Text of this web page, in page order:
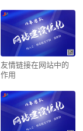
友情链接在网站中的
作用